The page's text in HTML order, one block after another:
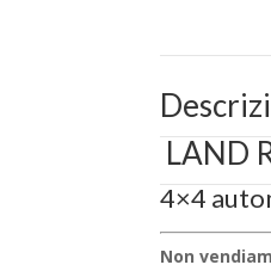
LAND
4×4
Non